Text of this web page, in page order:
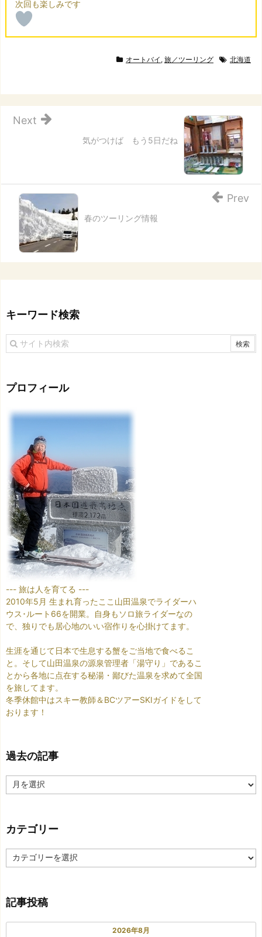
オートバイ , 旅／ツーリング 北海道
気がつけば もう5日だね
Next
春のツーリング情報
Prev
キーワード検索
プロフィール
--- 旅は人を育てる ---
2010年5月 生まれ育ったここ山田温泉でライダーハ
ウス･ルート66を開業。自身もソロ旅ライダーなの
で、独りでも居心地のいい宿作りを心掛けてます。
生涯を通じて日本で生息する蟹をご当地で食べるこ
と。そして山田温泉の源泉管理者「湯守り」であるこ
とから各地に点在する秘湯・鄙びた温泉を求めて全国
を旅してます。
冬季休館中はスキー教師＆BCツアーSKIガイドをして
おります！
過去の記事
去
事
カテゴリー
カ
テ
ー
記事投稿
2026年8月